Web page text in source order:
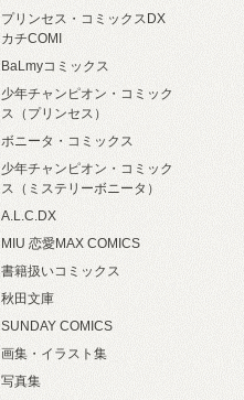
プリンセス・コミックスDX
カチCOMI
BaLmyコミックス
少年チャンピオン・コミック
ス（プリンセス）
ボニータ・コミックス
少年チャンピオン・コミック
ス（ミステリーボニータ）
A.L.C.DX
MIU 恋愛MAX COMICS
書籍扱いコミックス
秋田文庫
SUNDAY COMICS
画集・イラスト集
写真集